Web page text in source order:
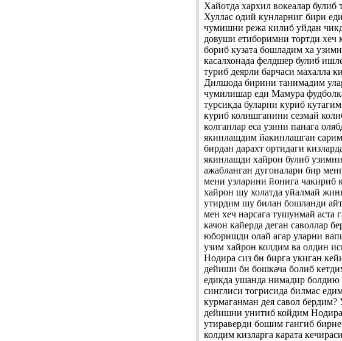
Хайотда хархил вокеалар
Хуллас одий кунларниг бири
чумишни режа килиб уйдан
довуши етиборимни тортди хеч
бориб кузата бошладим ха
касалхонада фелдшер булиб
туриб деярли барчаси махалла
Дилшода бирини танимадим
чумилишар еди Мамура
турсикда буларни куриб
куриб колишганини сезмай
колганлар еса узини панага
якинлашдим йакинлашган
бирдан дарахт ортидаги
якинлашди хайрон булиб
ажабланган дугоналари бир
мени узларини йонига чакириб
хайрон шу холатда уйалмай
утирдим шу билан бошланди
мен хеч нарсага тушунмай
качон кайерда деган саволлар
юборишди олай агар уларни
узим хайрон колдим ва олдин
Нодира сиз бн бирга укиган
дейиши бн бошкача болиб
едикда ушанда нимадир болдию
синглиси тогрисида билмас
курмаганман дея савол
дейишни унитиб койдим Нодира
утираверди бошим гангиб
колдим кизларга карата